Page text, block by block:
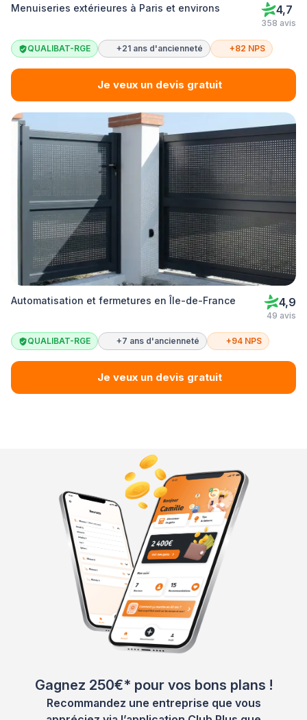
Menuiseries extérieures à Paris et environs 4,7
358 avis
QUALIBAT-RGE +21 ans d'ancienneté +82 NPS
Je veux un devis gratuit
Automatisation et fermetures en Île-de-France 4,9
49 avis
QUALIBAT-RGE +7 ans d'ancienneté +94 NPS
Je veux un devis gratuit
Gagnez 250€* pour vos bons plans !
Recommandez une entreprise que vous